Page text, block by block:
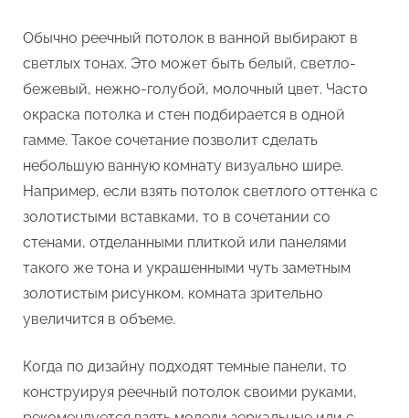
Обычно реечный потолок в ванной выбирают в
светлых тонах. Это может быть белый, светло-
бежевый, нежно-голубой, молочный цвет. Часто
окраска потолка и стен подбирается в одной
гамме. Такое сочетание позволит сделать
небольшую ванную комнату визуально шире.
Например, если взять потолок светлого оттенка с
золотистыми вставками, то в сочетании со
стенами, отделанными плиткой или панелями
такого же тона и украшенными чуть заметным
золотистым рисунком, комната зрительно
увеличится в объеме.
Когда по дизайну подходят темные панели, то
конструируя реечный потолок своими руками,